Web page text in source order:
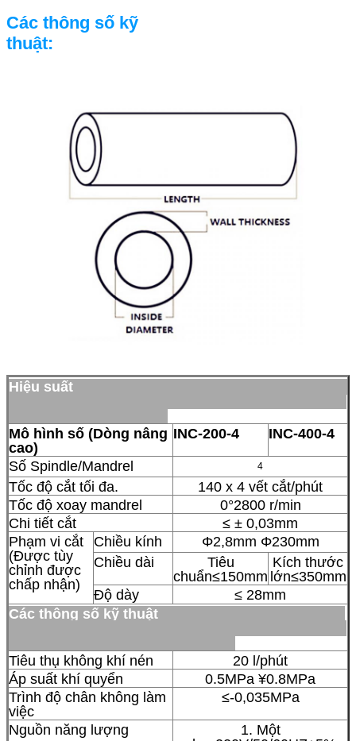
Các thông số kỹ
thuật:
Hiệu suất
Mô hình số (Dòng nâng
cao)
INC-200-4 INC-400-4
Số Spindle/Mandrel 4
Tốc độ cắt tối đa.
140 x 4 vết cắt/phút
Tốc độ xoay mandrel
0°2800 r/min
Chi tiết cắt
≤ ± 0,03mm
Phạm vi cắt
(Được tùy
chỉnh được
chấp nhận)
Chiều kính
Φ2,8mm Φ230mm
Chiều dài
Tiêu
chuẩn≤150mm
Kích thước
lớn≤350mm
Độ dày
≤ 28mm
Các thông số kỹ thuật
Tiêu thụ không khí nén
20 l/phút
Áp suất khí quyển
0.5MPa ¥0.8MPa
Trình độ chân không làm
việc
≤-0,035MPa
Nguồn năng lượng
1. Một